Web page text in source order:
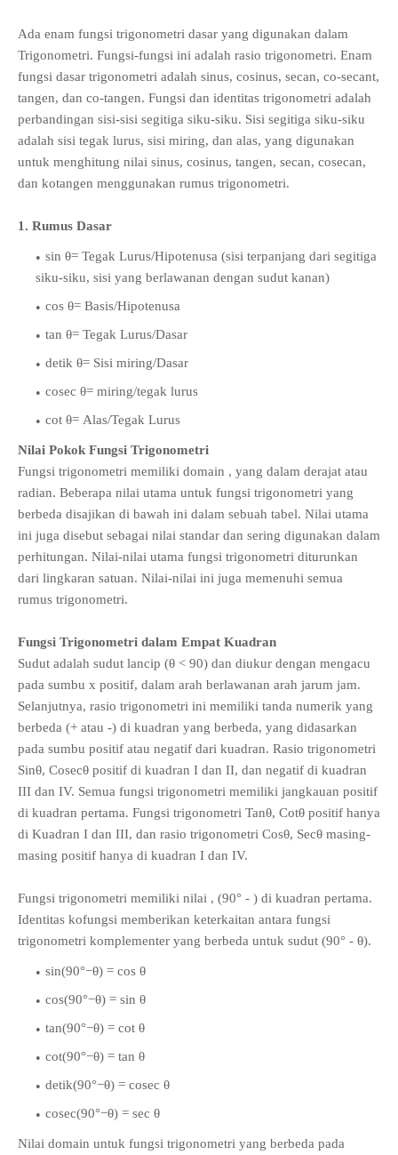
Ada enam fungsi trigonometri dasar yang digunakan dalam
Trigonometri. Fungsi-fungsi ini adalah rasio trigonometri. Enam
fungsi dasar trigonometri adalah sinus, cosinus, secan, co-secant,
tangen, dan co-tangen. Fungsi dan identitas trigonometri adalah
perbandingan sisi-sisi segitiga siku-siku. Sisi segitiga siku-siku
adalah sisi tegak lurus, sisi miring, dan alas, yang digunakan
untuk menghitung nilai sinus, cosinus, tangen, secan, cosecan,
dan kotangen menggunakan rumus trigonometri.
1. Rumus Dasar
sin θ= Tegak Lurus/Hipotenusa (sisi terpanjang dari segitiga
siku-siku, sisi yang berlawanan dengan sudut kanan)
cos θ= Basis/Hipotenusa
tan θ= Tegak Lurus/Dasar
detik θ= Sisi miring/Dasar
cosec θ= miring/tegak lurus
cot θ= Alas/Tegak Lurus
Nilai Pokok Fungsi Trigonometri
Fungsi trigonometri memiliki domain , yang dalam derajat atau
radian. Beberapa nilai utama untuk fungsi trigonometri yang
berbeda disajikan di bawah ini dalam sebuah tabel. Nilai utama
ini juga disebut sebagai nilai standar dan sering digunakan dalam
perhitungan. Nilai-nilai utama fungsi trigonometri diturunkan
dari lingkaran satuan. Nilai-nilai ini juga memenuhi semua
rumus trigonometri.
Fungsi Trigonometri dalam Empat Kuadran
Sudut adalah sudut lancip (θ < 90) dan diukur dengan mengacu
pada sumbu x positif, dalam arah berlawanan arah jarum jam.
Selanjutnya, rasio trigonometri ini memiliki tanda numerik yang
berbeda (+ atau -) di kuadran yang berbeda, yang didasarkan
pada sumbu positif atau negatif dari kuadran. Rasio trigonometri
Sinθ, Cosecθ positif di kuadran I dan II, dan negatif di kuadran
III dan IV. Semua fungsi trigonometri memiliki jangkauan positif
di kuadran pertama. Fungsi trigonometri Tanθ, Cotθ positif hanya
di Kuadran I dan III, dan rasio trigonometri Cosθ, Secθ masing-
masing positif hanya di kuadran I dan IV.
Fungsi trigonometri memiliki nilai , (90° - ) di kuadran pertama.
Identitas kofungsi memberikan keterkaitan antara fungsi
trigonometri komplementer yang berbeda untuk sudut (90° - θ).
sin(90°−θ) = cos θ
cos(90°−θ) = sin θ
tan(90°−θ) = cot θ
cot(90°−θ) = tan θ
detik(90°−θ) = cosec θ
cosec(90°−θ) = sec θ
Nilai domain untuk fungsi trigonometri yang berbeda pada